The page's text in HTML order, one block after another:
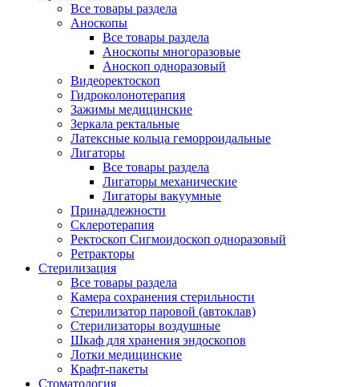
Все товары раздела
Аноскопы
Все товары раздела
Аноскопы многоразовые
Аноскоп одноразовый
Видеоректоскоп
Гидроколонотерапия
Зажимы медицинские
Зеркала ректальные
Латексные кольца геморроидальные
Лигаторы
Все товары раздела
Лигаторы механические
Лигаторы вакуумные
Принадлежности
Склеротерапия
Ректоскоп Сигмоидоскоп одноразовый
Ретракторы
Стерилизация
Все товары раздела
Камера сохранения стерильности
Стерилизатор паровой (автоклав)
Стерилизаторы воздушные
Шкаф для хранения эндоскопов
Лотки медицинские
Крафт-пакеты
Стоматология